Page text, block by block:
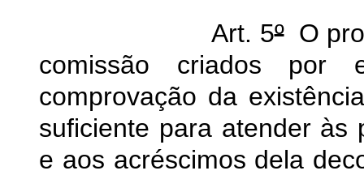
Art. 5ºO
comissão criados por
comprovação da
suficiente para atender às
e aos acréscimos dela